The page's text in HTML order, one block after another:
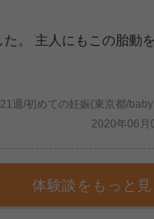
。 主人にもこの胎動
週/初めての妊娠(東京都/
2020年06月
体験談をもっと見